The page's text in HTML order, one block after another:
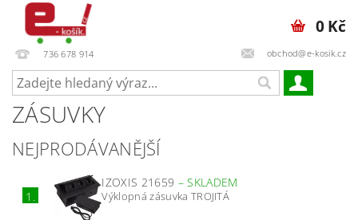
736 678 914 obchod@e-kosik.cz
0 Kč
ZÁSUVKY
NEJPRODÁVANĚJŠÍ
1.
IZOXIS 21659 –SKLADEM
Výklopná zásuvka TROJITÁ